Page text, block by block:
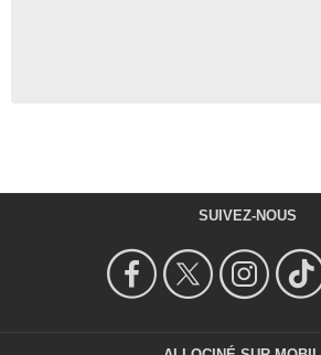
SUIVEZ-NOUS